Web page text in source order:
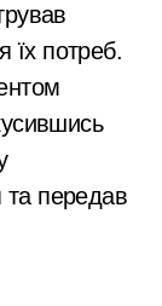
їх потреб.
та передав